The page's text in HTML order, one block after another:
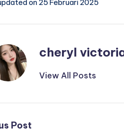
on 25 Februari 2025
cheryl
View All Posts
Post